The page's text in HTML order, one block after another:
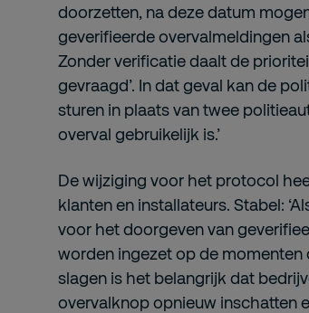
doorzetten, na deze datum
geverifieerde overvalmeldingen
Zonder verificatie daalt de
gevraagd’. In dat geval kan de
sturen in plaats van twee
overval gebruikelijk is.’
De wijziging voor het protocol
klanten en installateurs. Stabel:
voor het doorgeven van
worden ingezet op de
slagen is het belangrijk dat
overvalknop opnieuw inschatten